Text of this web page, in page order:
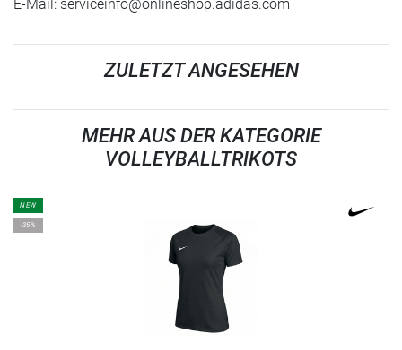
E-Mail: serviceinfo@onlineshop.adidas.com
ZULETZT ANGESEHEN
MEHR AUS DER KATEGORIE
VOLLEYBALLTRIKOTS
NEW
-35%